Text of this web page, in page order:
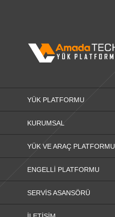
YÜK PLATFORMU
KURUMSAL
YÜK VE ARAÇ PLATFORMU
ENGELLI PLATFORMU
SERVIS ASANSÖRÜ